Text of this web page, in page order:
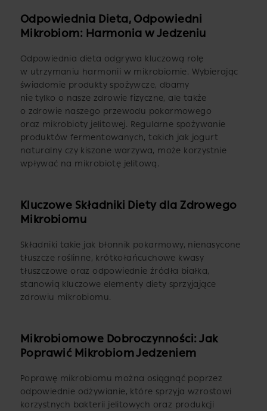
Odpowiednia Dieta, Odpowiedni
Mikrobiom: Harmonia w Jedzeniu
Odpowiednia dieta odgrywa kluczową rolę
w utrzymaniu harmonii w mikrobiomie. Wybierając
świadomie produkty spożywcze, dbamy
nie tylko o nasze zdrowie fizyczne, ale także
o zdrowie naszego przewodu pokarmowego
oraz mikrobioty jelitowej. Regularne spożywanie
produktów fermentowanych, takich jak jogurt
naturalny czy kiszone warzywa, może korzystnie
wpływać na mikrobiotę jelitową.
Kluczowe Składniki Diety dla Zdrowego
Mikrobiomu
Składniki takie jak błonnik pokarmowy, nienasycone
tłuszcze roślinne, krótkołańcuchowe kwasy
tłuszczowe oraz odpowiednie źródła białka,
stanowią kluczowe elementy diety sprzyjające
zdrowiu mikrobiomu.
Mikrobiomowe Dobroczynności: Jak
Poprawić Mikrobiom Jedzeniem
Poprawę mikrobiomu można osiągnąć poprzez
odpowiednie odżywianie, które sprzyja wzrostowi
korzystnych bakterii jelitowych oraz produkcji